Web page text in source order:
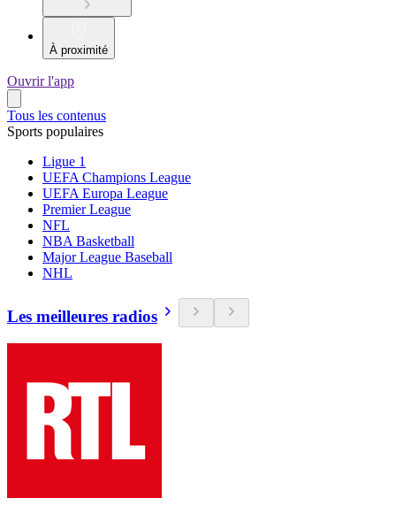
À proximité
Ouvrir l'app
Tous les contenus
Sports populaires
Ligue 1
UEFA Champions League
UEFA Europa League
Premier League
NFL
NBA Basketball
Major League Baseball
NHL
Les meilleures radios